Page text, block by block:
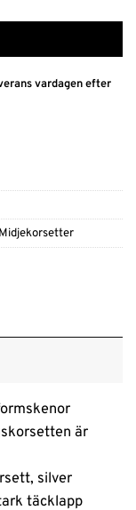
vardagen efter
Midjekorsetter
är
silver
täcklapp